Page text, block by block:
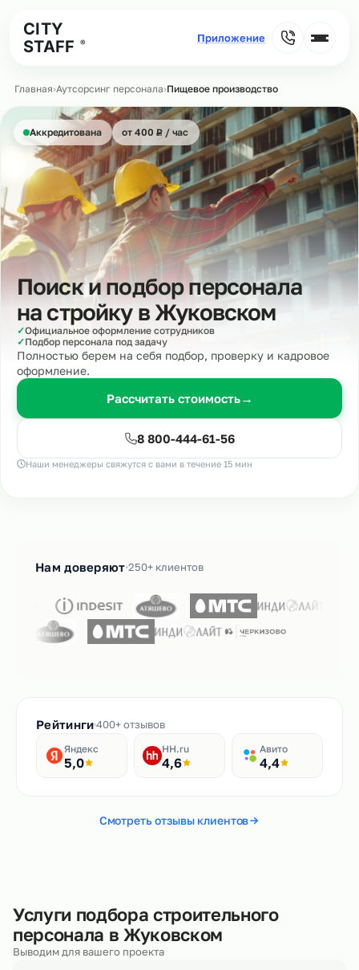
CITY
STAFF
®
Главная›Аутсорсинг персонала›Пищевое производство
Аккредитована от 400 ₽
Р/ час
Поиск и подбор персонала
на стройку в Жуковском
✓Официальное оформление сотрудников
✓Подбор персонала под задачу
Полностью берем на себя подбор, проверку и кадровое
оформление.
Рассчитать стоимость→
8 800-444-61-56
Наши менеджеры свяжутся с вами в течение 15 мин
Нам доверяют 250+ клиентов
Рейтинги400+ отзывов
Яндекс
5,0
HH.ru
4,6
Авито
4,4
Смотреть отзывы клиентов
Услуги подбора строительного
персонала в Жуковском
Выводим для вашего проекта